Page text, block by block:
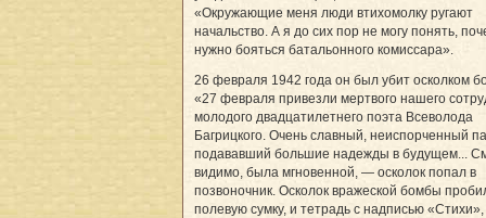
«Окружающие меня люди втихомолку ругают
начальство. А я до сих пор не могу понять,
нужно бояться батальонного комиссара».
26 февраля 1942 года он был убит осколком
«27 февраля привезли мертвого нашего
молодого двадцатилетнего поэта Всеволода
Багрицкого. Очень славный, неиспорченный
подававший большие надежды в будущем...
видимо, была мгновенной, — осколок попал в
позвоночник. Осколок вражеской бомбы
полевую сумку, и тетрадь с надписью